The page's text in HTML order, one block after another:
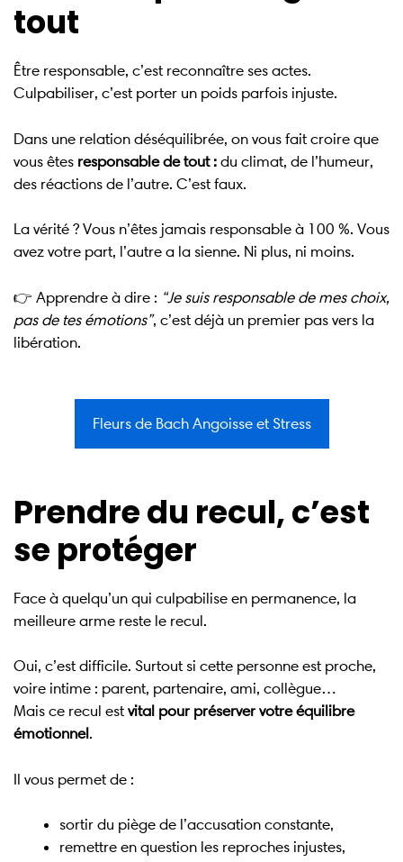
tout
Être responsable, c’est reconnaître ses actes.
Culpabiliser, c’est porter un poids parfois injuste.
Dans une relation déséquilibrée, on vous fait croire que
vous êtes responsable de tout : du climat, de l’humeur,
des réactions de l’autre. C’est faux.
La vérité ? Vous n’êtes jamais responsable à 100 %. Vous
avez votre part, l’autre a la sienne. Ni plus, ni moins.
👉 Apprendre à dire : “Je suis responsable de mes choix,
pas de tes émotions”, c’est déjà un premier pas vers la
libération.
Fleurs de Bach Angoisse et Stress
Prendre du recul, c’est
se protéger
Face à quelqu’un qui culpabilise en permanence, la
meilleure arme reste le recul.
Oui, c’est difficile. Surtout si cette personne est proche,
voire intime : parent, partenaire, ami, collègue…
Mais ce recul est vital pour préserver votre équilibre
émotionnel.
Il vous permet de :
sortir du piège de l’accusation constante,
remettre en question les reproches injustes,